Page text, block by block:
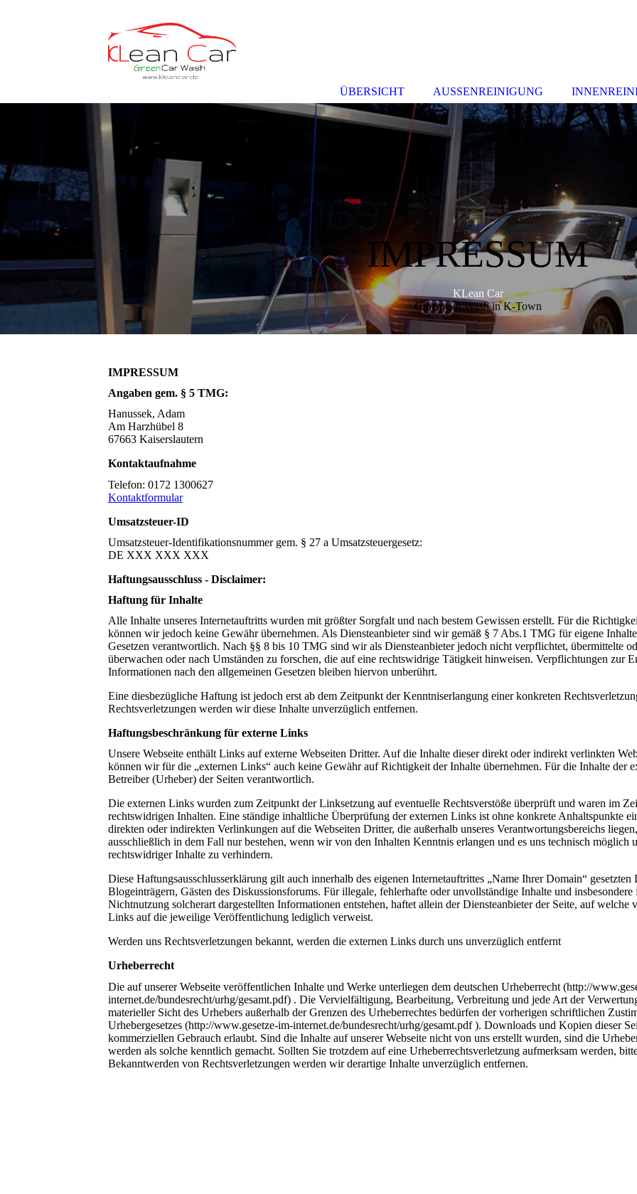
IMPRESSUM
KLean Car
Green Car Wash in K-Town
IMPRESSUM
Angaben gem. § 5 TMG:
Hanussek, Adam
Am Harzhübel 8
67663 Kaiserslautern
Kontaktaufnahme
Telefon: 0172 1300627
Kontaktformular
Umsatzsteuer-ID
Umsatzsteuer-Identifikationsnummer gem. § 27 a Umsatzsteuergesetz:
DE XXX XXX XXX
Haftungsausschluss - Disclaimer:
Haftung für Inhalte
Alle Inhalte unseres Internetauftritts wurden mit größter Sorgfalt und nach bestem Gewissen erstellt. Für die
können wir jedoch keine Gewähr übernehmen. Als Diensteanbieter sind wir gemäß § 7 Abs.1 TMG für eigene
Gesetzen verantwortlich. Nach §§ 8 bis 10 TMG sind wir als Diensteanbieter jedoch nicht verpflichtet, übermittelte
überwachen oder nach Umständen zu forschen, die auf eine rechtswidrige Tätigkeit hinweisen. Verpflichtungen zur
Informationen nach den allgemeinen Gesetzen bleiben hiervon unberührt.
Eine diesbezügliche Haftung ist jedoch erst ab dem Zeitpunkt der Kenntniserlangung einer konkreten
Rechtsverletzungen werden wir diese Inhalte unverzüglich entfernen.
Haftungsbeschränkung für externe Links
Unsere Webseite enthält Links auf externe Webseiten Dritter. Auf die Inhalte dieser direkt oder indirekt verlinkten
können wir für die „externen Links“ auch keine Gewähr auf Richtigkeit der Inhalte übernehmen. Für die Inhalte der
Betreiber (Urheber) der Seiten verantwortlich.
Die externen Links wurden zum Zeitpunkt der Linksetzung auf eventuelle Rechtsverstöße überprüft und waren im
rechtswidrigen Inhalten. Eine ständige inhaltliche Überprüfung der externen Links ist ohne konkrete Anhaltspunkte
direkten oder indirekten Verlinkungen auf die Webseiten Dritter, die außerhalb unseres Verantwortungsbereichs
ausschließlich in dem Fall nur bestehen, wenn wir von den Inhalten Kenntnis erlangen und es uns technisch
rechtswidriger Inhalte zu verhindern.
Diese Haftungsausschlusserklärung gilt auch innerhalb des eigenen Internetauftrittes „Name Ihrer Domain“
Blogeinträgern, Gästen des Diskussionsforums. Für illegale, fehlerhafte oder unvollständige Inhalte und
Nichtnutzung solcherart dargestellten Informationen entstehen, haftet allein der Diensteanbieter der Seite, auf
Links auf die jeweilige Veröffentlichung lediglich verweist.
Werden uns Rechtsverletzungen bekannt, werden die externen Links durch uns unverzüglich entfernt
Urheberrecht
Die auf unserer Webseite veröffentlichen Inhalte und Werke unterliegen dem deutschen Urheberrecht (http://
internet.de/bundesrecht/urhg/gesamt.pdf) . Die Vervielfältigung, Bearbeitung, Verbreitung und jede Art der
materieller Sicht des Urhebers außerhalb der Grenzen des Urheberrechtes bedürfen der vorherigen schriftlichen
Urhebergesetzes (http://www.gesetze-im-internet.de/bundesrecht/urhg/gesamt.pdf ). Downloads und Kopien dieser
kommerziellen Gebrauch erlaubt. Sind die Inhalte auf unserer Webseite nicht von uns erstellt wurden, sind die
werden als solche kenntlich gemacht. Sollten Sie trotzdem auf eine Urheberrechtsverletzung aufmerksam werden,
Bekanntwerden von Rechtsverletzungen werden wir derartige Inhalte unverzüglich entfernen.
ÜBERSICHT AUSSENREINIGUNG